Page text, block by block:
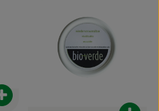
Produkt zum Warenkorb